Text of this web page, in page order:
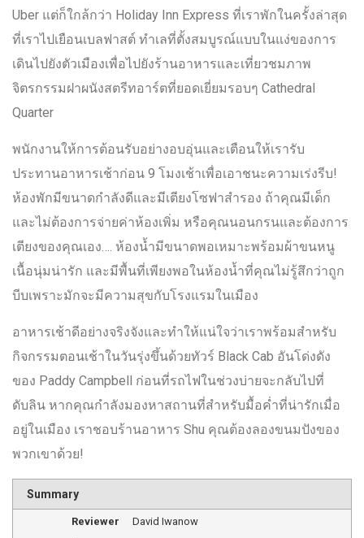
Uber แต่ก็ใกล้กว่า Holiday Inn Express ที่เราพักในครั้งล่าสุด
ที่เราไปเยือนเบลฟาสต์ ทำเลที่ตั้งสมบูรณ์แบบในแง่ของการ
เดินไปยังตัวเมืองเพื่อไปยังร้านอาหารและเที่ยวชมภาพ
จิตรกรรมฝาผนังสตรีทอาร์ตที่ยอดเยี่ยมรอบๆ Cathedral
Quarter
พนักงานให้การต้อนรับอย่างอบอุ่นและเตือนให้เรารับ
ประทานอาหารเช้าก่อน 9 โมงเช้าเพื่อเอาชนะความเร่งรีบ!
ห้องพักมีขนาดกำลังดีและมีเตียงโซฟาสำรอง ถ้าคุณมีเด็ก
และไม่ต้องการจ่ายค่าห้องเพิ่ม หรือคุณนอนกรนและต้องการ
เตียงของคุณเอง…. ห้องน้ำมีขนาดพอเหมาะพร้อมผ้าขนหนู
เนื้อนุ่มน่ารัก และมีพื้นที่เพียงพอในห้องน้ำที่คุณไม่รู้สึกว่าถูก
บีบเพราะมักจะมีความสุขกับโรงแรมในเมือง
อาหารเช้าดีอย่างจริงจังและทำให้แน่ใจว่าเราพร้อมสำหรับ
กิจกรรมตอนเช้าในวันรุ่งขึ้นด้วยทัวร์ Black Cab อันโด่งดัง
ของ Paddy Campbell ก่อนที่รถไฟในช่วงบ่ายจะกลับไปที่
ดับลิน หากคุณกำลังมองหาสถานที่สำหรับมื้อค่ำที่น่ารักเมื่อ
อยู่ในเมือง เราชอบร้านอาหาร Shu คุณต้องลองขนมปังของ
พวกเขาด้วย!
Summary
Reviewer
David Iwanow